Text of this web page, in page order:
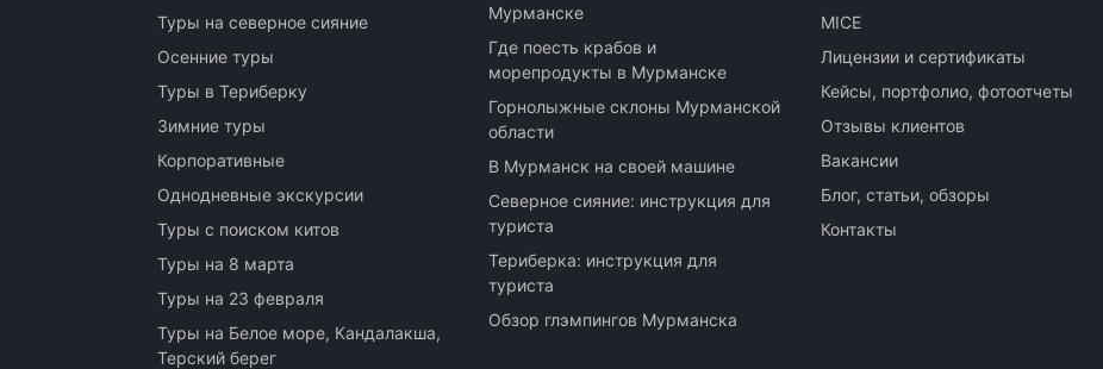
Туры на северное сияние
Осенние туры
Туры в Териберку
Зимние туры
Корпоративные
Однодневные экскурсии
Туры с поиском китов
Туры на 8 марта
Туры на 23 февраля
Туры на Белое море, Кандалакша,
Терский берег
Мурманске
Где поесть крабов и
морепродукты в Мурманске
Горнолыжные склоны Мурманской
области
В Мурманск на своей машине
Северное сияние: инструкция для
туриста
Териберка: инструкция для
туриста
Обзор глэмпингов Мурманска
MICE
Лицензии и сертификаты
Кейсы, портфолио, фотоотчеты
Отзывы клиентов
Вакансии
Блог, статьи, обзоры
Контакты